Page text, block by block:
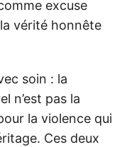
excuse
vérité honnête
soin : la
n’est pas la
la violence qui
Ces deux